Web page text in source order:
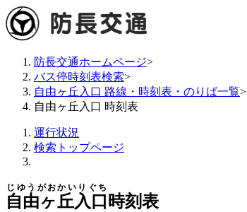
防長交通ホームページ>
バス停時刻表検索>
自由ヶ丘入口 路線・時刻表・のりば一覧>
自由ヶ丘入口 時刻表
運行状況
検索トップページ
自由ヶ丘入口
じゆうがおかいりぐち
時刻表